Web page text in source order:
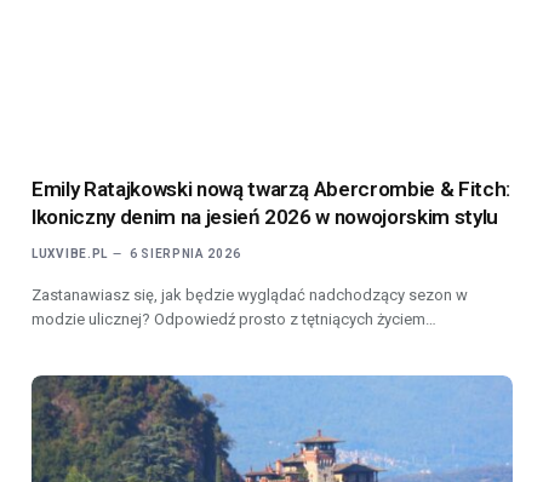
Emily Ratajkowski nową twarzą Abercrombie & Fitch:
Ikoniczny denim na jesień 2026 w nowojorskim stylu
LUXVIBE.PL 6 SIERPNIA 2026
Zastanawiasz się, jak będzie wyglądać nadchodzący sezon w
modzie ulicznej? Odpowiedź prosto z tętniących życiem…